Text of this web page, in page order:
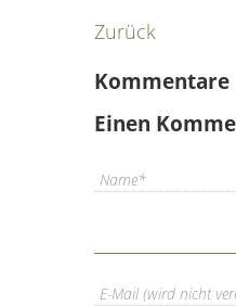
Zurück
Kommentare
Einen
Pflichtfeld
Name*
Pflichtfeld
E-Mail (wird nicht